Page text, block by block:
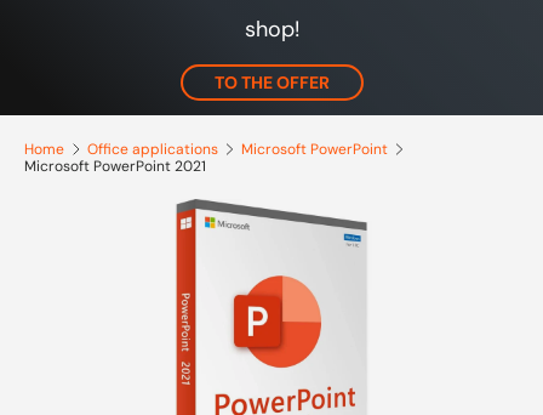
shop!
TO THE OFFER
Home Office applications
Microsoft PowerPoint
Microsoft PowerPoint 2021